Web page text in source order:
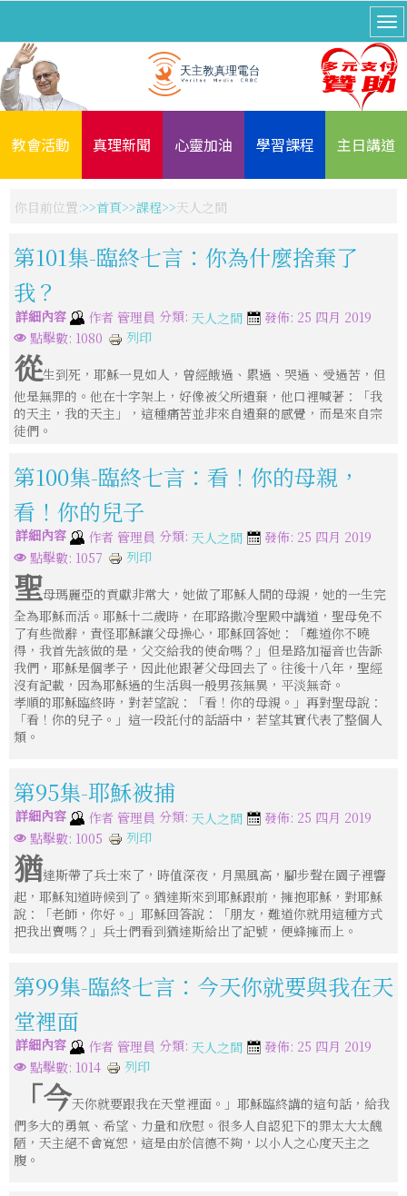
教會活動 真理新聞 心靈加油 學習課程 主日講道
你目前位置: 首頁 課程 天人之間
第101集-臨終七言：你為什麼捨棄了
我？
詳細內容 作者 管理員 分類: 天人之間
發佈: 25 四月 2019
點擊數: 1080
列印
從生到死，耶穌一見如人，曾經餓過、累過、哭過、受過苦，但
他是無罪的。他在十字架上，好像被父所遺棄，他口裡喊著：「我
的天主，我的天主」，這種痛苦並非來自遺棄的感覺，而是來自宗
徒們。
第100集-臨終七言：看！你的母親，
看！你的兒子
詳細內容 作者 管理員 分類: 天人之間
發佈: 25 四月 2019
點擊數: 1057
列印
聖母瑪麗亞的貢獻非常大，她做了耶穌人間的母親，她的一生完
全為耶穌而活。耶穌十二歲時，在耶路撒冷聖殿中講道，聖母免不
了有些微辭，責怪耶穌讓父母操心，耶穌回答她：「難道你不曉
得，我首先該做的是，父交給我的使命嗎？」但是路加福音也告訴
我們，耶穌是個孝子，因此他跟著父母回去了。往後十八年，聖經
沒有記載，因為耶穌過的生活與一般男孩無異，平淡無奇。
孝順的耶穌臨終時，對若望說：「看！你的母親。」再對聖母說：
「看！你的兒子。」這一段託付的話語中，若望其實代表了整個人
類。
第95集-耶穌被捕
詳細內容 作者 管理員 分類: 天人之間
發佈: 25 四月 2019
點擊數: 1005
列印
猶達斯帶了兵士來了，時值深夜，月黑風高，腳步聲在園子裡響
起，耶穌知道時候到了。猶達斯來到耶穌跟前，擁抱耶穌，對耶穌
說：「老師，你好。」耶穌回答說：「朋友，難道你就用這種方式
把我出賣嗎？」兵士們看到猶達斯給出了記號，便蜂擁而上。
第99集-臨終七言：今天你就要與我在天
堂裡面
詳細內容 作者 管理員 分類: 天人之間
發佈: 25 四月 2019
點擊數: 1014
列印
「今天你就要跟我在天堂裡面。」耶穌臨終講的這句話，給我
們多大的勇氣、希望、力量和欣慰。很多人自認犯下的罪太大太醜
陋，天主絕不會寬恕，這是由於信德不夠，以小人之心度天主之
腹。